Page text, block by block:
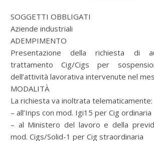
SOGGETTI OBBLIGATI
Aziende industriali
ADEMPIMENTO
Presentazione della richiesta di
trattamento Cig/Cigs per
dell’attività lavorativa intervenute nel
MODALITÀ
La richiesta va inoltrata telematicamente:
– all’Inps con mod. Igi15 per Cig ordinaria
– al Ministero del lavoro e della
mod. Cigs/Solid-1 per Cig straordinaria